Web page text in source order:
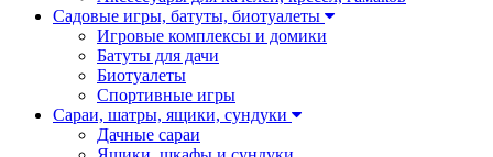
Садовые игры, батуты, биотуалеты
Игровые комплексы и домики
Батуты для дачи
Биотуалеты
Спортивные игры
Сараи, шатры, ящики, сундуки
Дачные сараи